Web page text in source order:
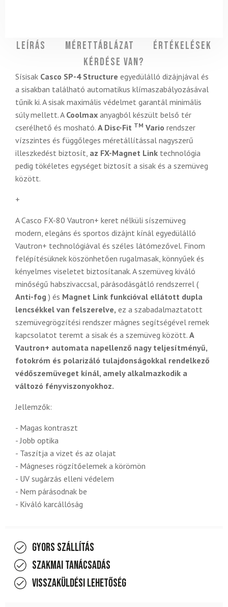
Leírás Mérettáblázat
Értékelések
Kérdése van?
Sísisak Casco SP-4 Structure egyedülálló dizájnjával és
a sisakban található automatikus klímaszabályozásával
tűnik ki. A sisak maximális védelmet garantál minimális
súly mellett. A Coolmax anyagból készült belső tér
cserélhető és mosható. A Disc-Fit TM Vario rendszer
vízszintes és függőleges méretállítással nagyszerű
illeszkedést biztosít, az FX-Magnet Link technológia
pedig tökéletes egységet biztosít a sisak és a szemüveg
között.
+
A Casco FX-80 Vautron+ keret nélküli síszemüveg
modern, elegáns és sportos dizájnt kínál egyedülálló
Vautron+ technológiával és széles látómezővel. Finom
felépítésüknek köszönhetően rugalmasak, könnyűek és
kényelmes viseletet biztosítanak. A szemüveg kiváló
minőségű habszivaccsal, párásodásgátló rendszerrel (
Anti-fog ) és Magnet Link funkcióval ellátott dupla
lencsékkel van felszerelve, ez a szabadalmaztatott
szemüvegrögzítési rendszer mágnes segítségével remek
kapcsolatot teremt a sisak és a szemüveg között. A
Vautron+ automata napellenző nagy teljesítményű,
fotokróm és polarizáló tulajdonságokkal rendelkező
védőszemüveget kínál, amely alkalmazkodik a
változó fényviszonyokhoz.
Jellemzők:
- Magas kontraszt
- Jobb optika
- Taszítja a vizet és az olajat
- Mágneses rögzítőelemek a körömön
- UV sugárzás elleni védelem
- Nem párásodnak be
- Kiváló karcállóság
Gyors szállítás
Szakmai tanácsadás
Visszaküldési lehetőség